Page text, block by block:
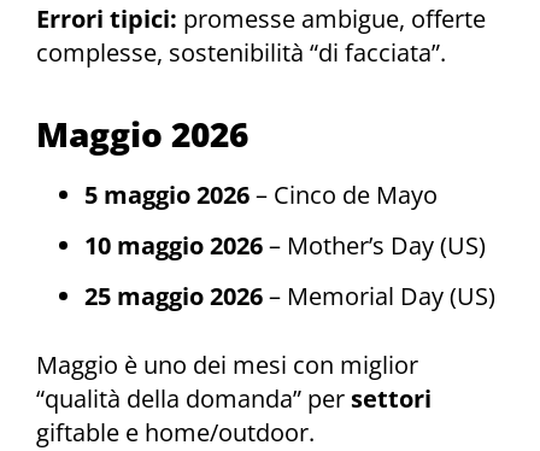
Errori tipici: promesse ambigue, offerte
complesse, sostenibilità “di facciata”.
Maggio 2026
5 maggio 2026– Cinco de Mayo
10 maggio 2026– Mother’s Day (US)
25 maggio 2026– Memorial Day (US)
Maggio è uno dei mesi con miglior
“qualità della domanda” per settori
giftable e home/outdoor.